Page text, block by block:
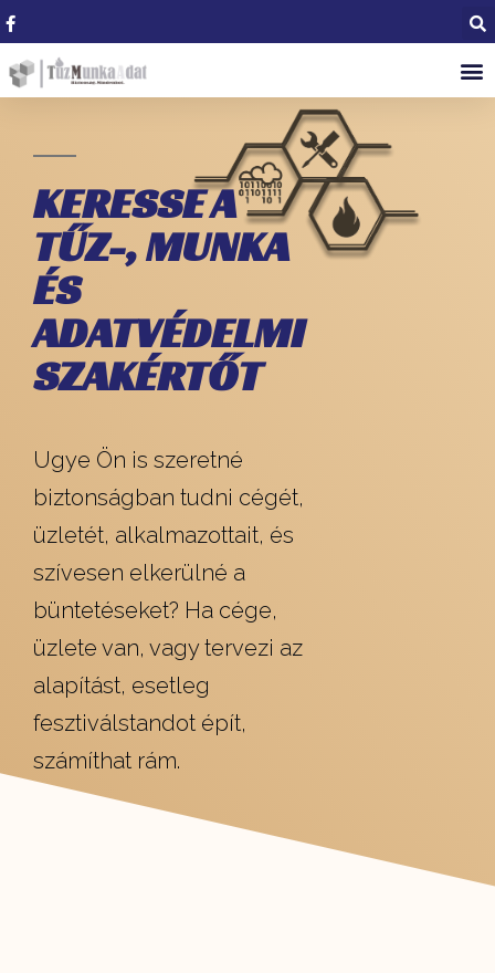
KERESSE A
TŰZ-, MUNKA
ÉS
ADATVÉDELMI
SZAKÉRTŐT
Ugye Ön is szeretné
biztonságban tudni cégét,
üzletét, alkalmazottait, és
szívesen elkerülné a
büntetéseket? Ha cége,
üzlete van, vagy tervezi az
alapítást, esetleg
fesztiválstandot épít,
számíthat rám.